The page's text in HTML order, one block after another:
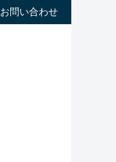
お問い合わせ